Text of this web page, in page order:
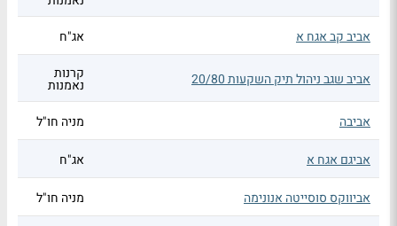
אביב קב אגח א
אג"ח
אביב שגב ניהול תיק השקעות 20/80 קרנות
נאמנות
אביבה
מניה חו"ל
אביגם אגח א אג"ח
אביווקס סוסייטה אנונימה מניה חו"ל